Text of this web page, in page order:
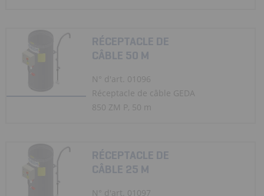
RÉCEPTACLE DE
CÂBLE 50 M
N° d'art. 01096
Réceptacle de câble GEDA
850 ZM P, 50 m
RÉCEPTACLE DE
CÂBLE 25 M
N° d'art. 01097